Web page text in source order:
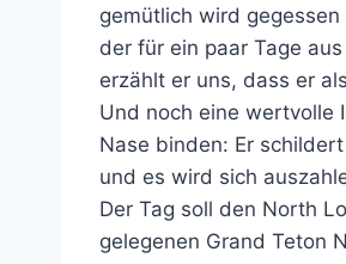
gemütlich wird
der für ein paar Tage
erzählt er uns, dass er
Und noch eine wertvolle
Nase binden: Er
und es wird sich
Der Tag soll den North
gelegenen Grand Teton